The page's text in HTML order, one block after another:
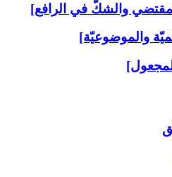
والشكّ في الرافع]
والموضوعيّة]